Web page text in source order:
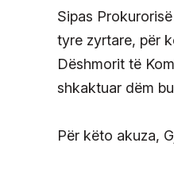
Sipas
tyre zyrtare, për
Dëshmorit të
shkaktuar dëm
Për këto akuza,